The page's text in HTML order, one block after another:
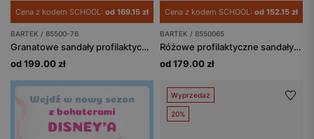
Cena z kodem SCHOOL: od 169.15 zł
BARTEK / 85500-76
Granatowe sandały profilaktyczne z błyszczącymi serduszkami, obcas Thomasa BARTEK 85500-76
od 199.00 zł
Cena z kodem SCHOOL: od 152.15 zł
BARTEK / 8550065
Różowe profilaktyczne sandały zabudowane z serduszami BARTEK 85500-65
od 179.00 zł
Wyprzedaż
20%